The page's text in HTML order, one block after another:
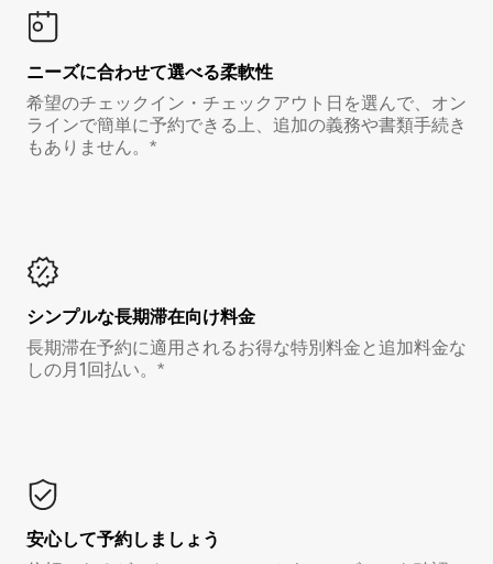
ニーズに合わせて選べる柔軟性
希望のチェックイン・チェックアウト日を選んで、オン
ラインで簡単に予約できる上、追加の義務や書類手続き
もありません。*
シンプルな長期滞在向け料金
長期滞在予約に適用されるお得な特別料金と追加料金な
しの月1回払い。*
安心して予約しましょう